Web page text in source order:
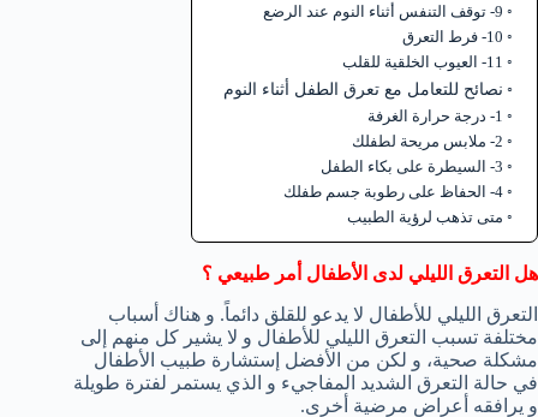
9- توقف التنفس أثناء النوم عند الرضع
10- فرط التعرق
11- العيوب الخلقية للقلب
نصائح للتعامل مع تعرق الطفل أثناء النوم
1- درجة حرارة الغرفة
2- ملابس مريحة لطفلك
3- السيطرة على بكاء الطفل
4- الحفاظ على رطوبة جسم طفلك
متى تذهب لرؤية الطبيب
هل التعرق الليلي لدى الأطفال أمر طبيعي ؟
التعرق الليلي للأطفال لا يدعو للقلق دائماً. و هناك أسباب
مختلفة تسبب التعرق الليلي للأطفال و لا يشير كل منهم إلى
مشكلة صحية، و لكن من الأفضل إستشارة طبيب الأطفال
في حالة التعرق الشديد المفاجيء و الذي يستمر لفترة طويلة
و يرافقه أعراض مرضية أخرى.